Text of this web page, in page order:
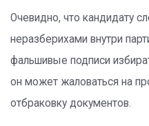
Очевидно, что кандидату
неразберихами внутри
фальшивые подписи
он может жаловаться на
отбраковку документов.